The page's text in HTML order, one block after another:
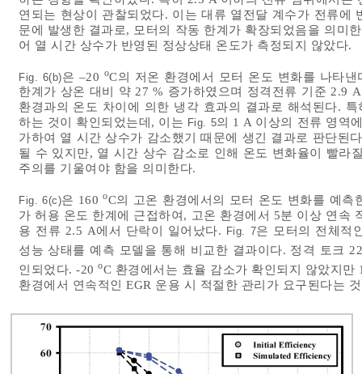
연되는 현상이 관찰되었다. 이는 대류 열전달 계수가 전류에
문에 발생한 결과로, 모터의 작동 한계가 확장되었음을 의미
어 열 시간 상수가 반영된 정상상태 온도가 측정되지 않았다.
Fig. 6(b)은 –20 oC의 저온 환경에서 모터 온도 변화를 나타
한계가 상온 대비 약 27 % 증가하였으며 정격전류 기준 2.9
환경과의 온도 차이에 의한 냉각 효과의 결과로 해석된다.
하는 것이 확인되었는데, 이는 Fig. 5의 1 A 이상의 전류 영역
가하여 열 시간 상수가 감소했기 때문에 생긴 결과로 판단된
될 수 있지만, 열 시간 상수 감소로 인해 온도 변화율이 빨라
주의를 기울여야 함을 의미한다.
Fig. 6(c)은 160oC의 고온 환경에서의 모터 온도 변화를 예
가 허용 온도 한계에 근접하여, 고온 환경에서 5분 이상 연속
용 전류 2.5 A에서 단락이 일어났다. Fig. 7은 모터의 전체적
성능 상태를 예측 모델을 통해 비교한 결과이다. 정격 토크
인되었다. -20oC 환경에서는 효율 감소가 확인되지 않았지만
환경에서 연속적인 EGR 운용 시 적절한 관리가 요구된다는